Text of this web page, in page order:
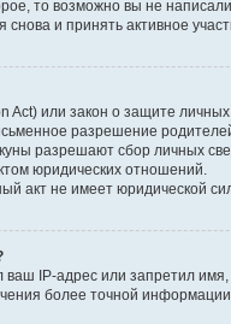
то возможно вы не
и принять активное
Act) или закон о защите
разрешение
разрешают сбор личных
юридических отношений.
акт не имеет юридической
IP-адрес или запретил
более точной информации.